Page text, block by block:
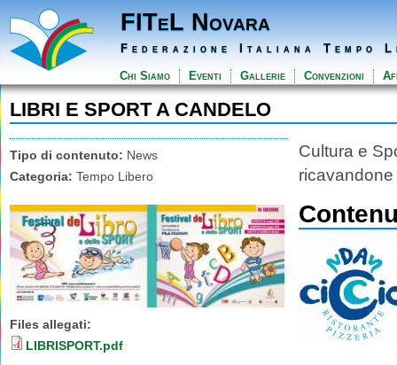
FITeL Novara
Federazione Italiana Tempo
Chi Siamo Eventi Gallerie Convenzioni
LIBRI E SPORT A CANDELO
Tipo di contenuto: News
Categoria: Tempo Libero
Files allegati:
LIBRISPORT.pdf
Cultura e